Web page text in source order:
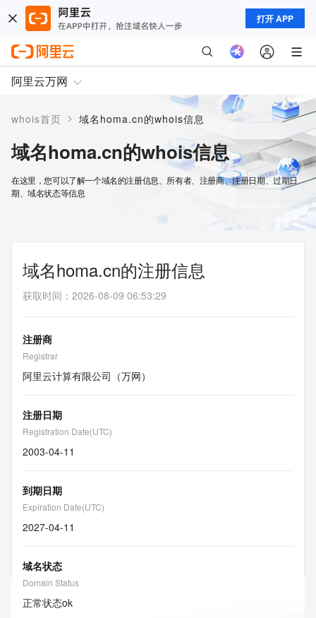
打开 APP
阿里云万网
whois首页 > 域名homa.cn的whois信息
域名homa.cn的whois信息
在这里，您可以了解一个域名的注册信息、所有者、注册商、注册日期、过期日
期、域名状态等信息
域名homa.cn的注册信息
获取时间 ： 2026-08-09 06:53:29
注册商
Registrar
阿里云计算有限公司（万网）
注册日期
Registration Date(UTC)
2003-04-11
到期日期
Expiration Date(UTC)
2027-04-11
域名状态
Domain Status
正常状态ok